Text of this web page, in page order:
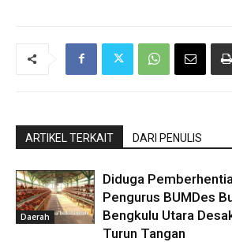
ARTIKEL TERKAIT DARI PENULIS
Daerah
Diduga
Pengurus BUMDes
Bengkulu Utara
Turun Tangan